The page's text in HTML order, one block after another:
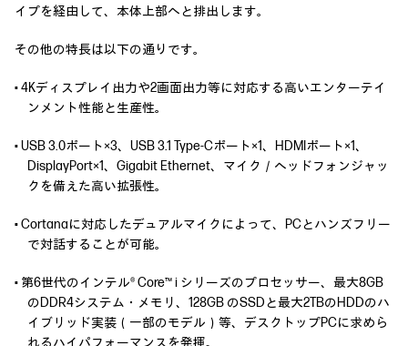
イプを経由して、本体上部へと排出します。
その他の特長は以下の通りです。
• 4Kディスプレイ出力や2画面出力等に対応する高いエンターテイ
ンメント性能と生産性。
• USB 3.0ポート×3、USB 3.1 Type-Cポート×1、HDMIポート×1、
DisplayPort×1、Gigabit Ethernet、マイク／ヘッドフォンジャッ
クを備えた高い拡張性。
• Cortanaに対応したデュアルマイクによって、PCとハンズフリー
で対話することが可能。
• 第6世代のインテル® Core™ i シリーズのプロセッサー、最大8GB
のDDR4システム・メモリ、128GB のSSDと最大2TBのHDDのハ
イブリッド実装（一部のモデル）等、デスクトップPCに求めら
れるハイパフォーマンスを発揮。